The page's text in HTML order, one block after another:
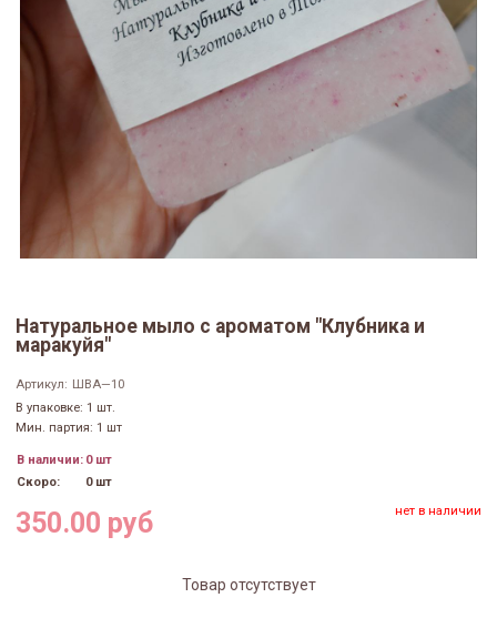
Натуральное мыло с ароматом "Клубника и
маракуйя"
Артикул: ШВА—10
В упаковке: 1 шт.
Мин. партия: 1 шт
В наличии: 0 шт
Скоро:
0 шт
350.00 руб нет в наличии
Товар отсутствует